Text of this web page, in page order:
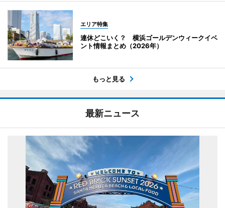
エリア特集
連休どこいく？ 横浜ゴールデンウィークイベ
ント情報まとめ（2026年）
もっと見る
最新ニュース